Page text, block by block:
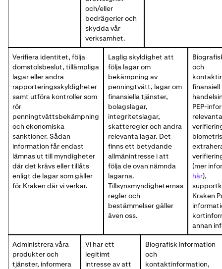
och/eller
bedrägerier och
skydda vår
verksamhet.
Verifiera identitet, följa
domstolsbeslut, tillämpliga
lagar eller andra
rapporteringsskyldigheter
samt utföra kontroller som
rör
penningtvättsbekämpning
och ekonomiska
sanktioner. Sådan
information får endast
lämnas ut till myndigheter
där det krävs eller tillåts
enligt de lagar som gäller
för Kraken där vi verkar.
Laglig skyldighet att
följa lagar om
bekämpning av
penningtvätt, lagar om
finansiella tjänster,
bolagslagar,
integritetslagar,
skatteregler och andra
relevanta lagar. Det
finns ett betydande
allmänintresse i att
följa de ovan nämnda
lagarna.
Tillsynsmyndigheternas
regler och
bestämmelser gäller
även oss.
och
PEP-
(mer
här),
Kraken
annan
Administrera våra
produkter och
tjänster, informera
Vi har ett
legitimt
intresse av att
Biografisk information
och
kontaktinformation,